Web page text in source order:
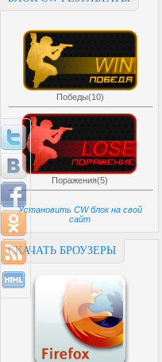
Победы(10)
Поражения(5)
Установить CW блок на свой
сайт
СКАЧАТЬ БРОУЗЕРЫ